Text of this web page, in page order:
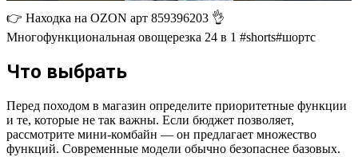
👉 Находка на OZON арт 859396203 👌
Многофункциональная овощерезка 24 в 1 #shorts#шортс
Что выбрать
Перед походом в магазин определите приоритетные функции
и те, которые не так важны. Если бюджет позволяет,
рассмотрите мини-комбайн — он предлагает множество
функций. Современные модели обычно безопаснее базовых.